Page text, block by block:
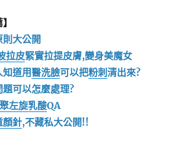
則大公開
拉皮緊實拉提皮膚,變身美魔女
知道用醫洗臉可以把粉刺清出來?
題可以怎麼處理?
聚左旋乳酸QA
顏針,不藏私大公開!!